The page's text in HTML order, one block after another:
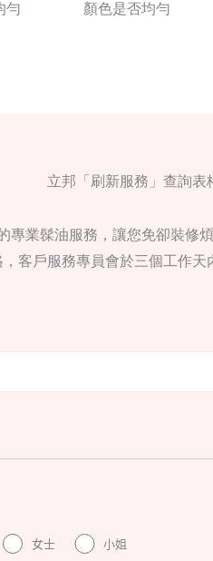
勻 顏色是否均勻
立邦「刷新服務」查詢表
專業髹油服務，讓您免卻裝修
客戶服務專員會於三個工作天
女士 小姐